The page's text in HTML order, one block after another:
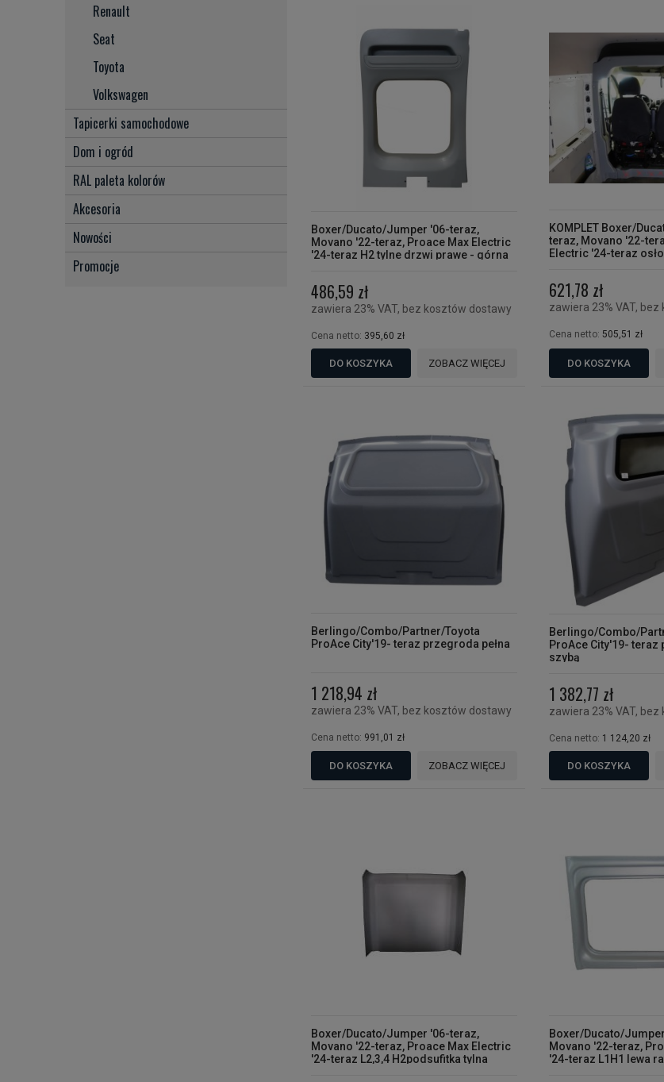
Renault
Seat
Toyota
Volkswagen
Tapicerki samochodowe
Dom i ogród
RAL paleta kolorów
Akcesoria
Nowości
Promocje
Boxer/Ducato/Jumper '06-teraz,
Movano '22-teraz, Proace Max Electric
'24-teraz H2 tylne drzwi prawe - górna
486,59 zł
zawiera 23% VAT, bez kosztów dostawy
Cena netto: 395,60 zł
DO KOSZYKA ZOBACZ WIĘCEJ
KOMPLET Boxer/
teraz, Movano '22-
Electric '24-teraz
621,78 zł
zawiera 23% VAT,
Cena netto: 505,51 zł
DO KOSZYKA
Berlingo/Combo/Partner/Toyota
ProAce City'19- teraz przegroda pełna
1 218,94 zł
zawiera 23% VAT, bez kosztów dostawy
Cena netto: 991,01 zł
DO KOSZYKA ZOBACZ WIĘCEJ
Berlingo/Combo/
ProAce City'19- teraz
szybą
1 382,77 zł
zawiera 23% VAT,
Cena netto: 1 124,20 zł
DO KOSZYKA
Boxer/Ducato/Jumper '06-teraz,
Movano '22-teraz, Proace Max Electric
'24-teraz L2,3,4 H2podsufitka tylna
Boxer/Ducato/
Movano '22-teraz,
'24-teraz L1H1 lewa